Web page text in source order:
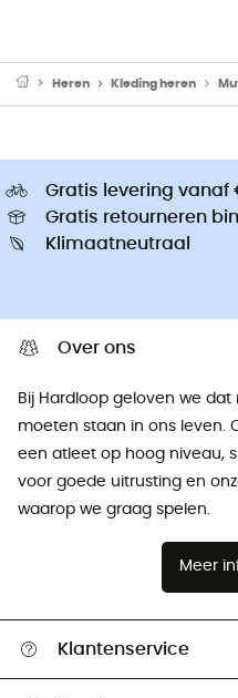
Heren Kleding heren
Gratis levering vanaf
Gratis retourneren
Klimaatneutraal
Over ons
Bij Hardloop geloven we
moeten staan ​​in ons leven.
een atleet op hoog niveau,
voor goede uitrusting en
waarop we graag spelen.
Meer
Klantenservice